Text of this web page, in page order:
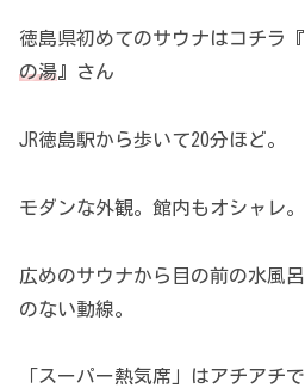
徳島県初めてのサウナはコチラ『
の湯』さん
JR徳島駅から歩いて20分ほど。
モダンな外観。館内もオシャレ。
広めのサウナから目の前の水風
のない動線。
「スーパー熱気席」はアチアチで